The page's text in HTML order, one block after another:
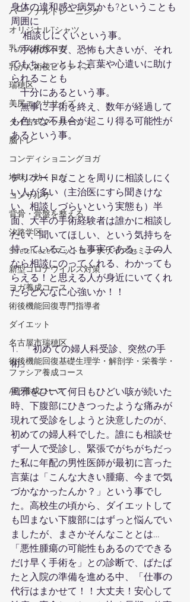
パーソナルトレーニング
オリジナルTシャツ
乳がん術後ヨガ
乳がん術後ピラティス
瑞穂区
美尻エクササイズ
タイ古式マッサージ
脳トレ
コンディショニングヨガ
地味に効くヨガ
コンサルサ
背骨・骨盤を整える
汐路学区
Stretch-eze®マットエクササイズセミナー
新型コロナウイルス対策
ヨガ養成コース
術後機能回復専門指導者
ダイエット
名古屋市瑞穂区
術後機能回復基礎生理学・解剖学・栄養学・
ファシア養成コース
APF養成コース
身体の違和感や病気かも?ということも
周囲に
     相談しにくいという事。
・手術の不安、恐怖も大きいが、それ
でもちょっとした言葉や心遣いに助け
られることも
    十分にあるという事。
・無事に手術を終え、数年が経過して
も色々な不具合が起こり得る可能性が
あるという事。
デリケートなことを周りに相談しにく
い人が多い（主治医にすら聞きけな
い、相談しづらいという実態も）半
面、大半の手術経験者は誰かに相談し
たい、聞いてほしい、という気持ちを
持っていることも事実である。この人
なら相談にのってくれる、わかっても
らえる！と思える人が身近にいてくれ
たらどんなに心強いか！！
1.  「初めての婦人科受診、突然の手
術」
風邪をひいて何日もひどい咳が続いた
時、下腹部にひきつったような痛みが
現れて受診をしようと決意したのが、
初めての婦人科でした。誰にも相談せ
ず一人で受診し、緊張でがちがちだっ
た私に年配の男性医師が最初に言った
言葉は「こんな大きい腫瘍、今まで気
づかなかったんか？」という事でし
た。高校生の頃から、ダイエットして
も凹まない下腹部にはずっと悩んでい
ましたが、まさかそんなこととは…
「悪性腫瘍の可能性もあるのでできる
だけ早く手術を」との診断で、ばたば
たと入院の準備を進める中、「仕事の
代行はまかせて！！大丈夫！安心して